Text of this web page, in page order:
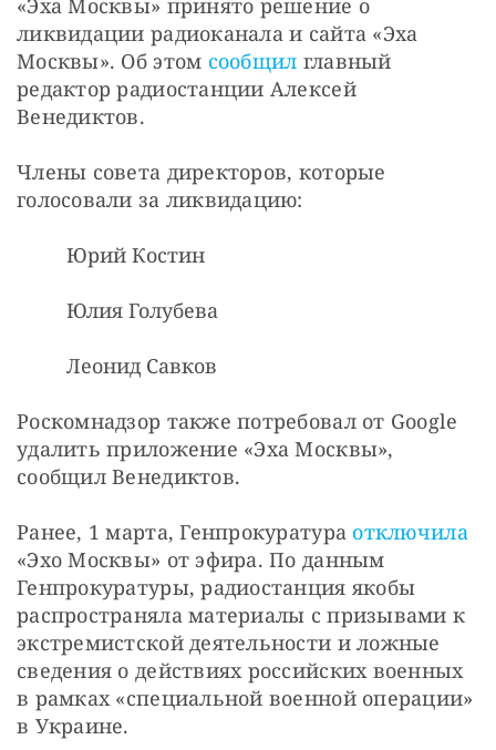
ликвидации радиоканала и сайта «Эха
Москвы». Об этом сообщил главный
редактор радиостанции Алексей
Венедиктов.
Члены совета директоров, которые
голосовали за ликвидацию:
Юрий Костин
Юлия Голубева
Леонид Савков
Роскомнадзор также потребовал от Google
удалить приложение «Эха Москвы»,
сообщил Венедиктов.
Ранее, 1 марта, Генпрокуратура отключила
«Эхо Москвы» от эфира. По данным
Генпрокуратуры, радиостанция якобы
распространяла материалы с призывами к
экстремистской деятельности и ложные
сведения о действиях российских военных
в рамках «специальной военной операции»
в Украине.